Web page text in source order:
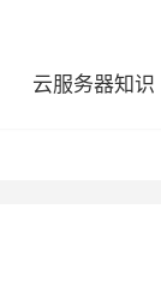
云服务器知识